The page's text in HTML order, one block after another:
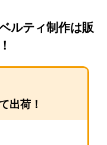
ルティ制作は販
出荷！